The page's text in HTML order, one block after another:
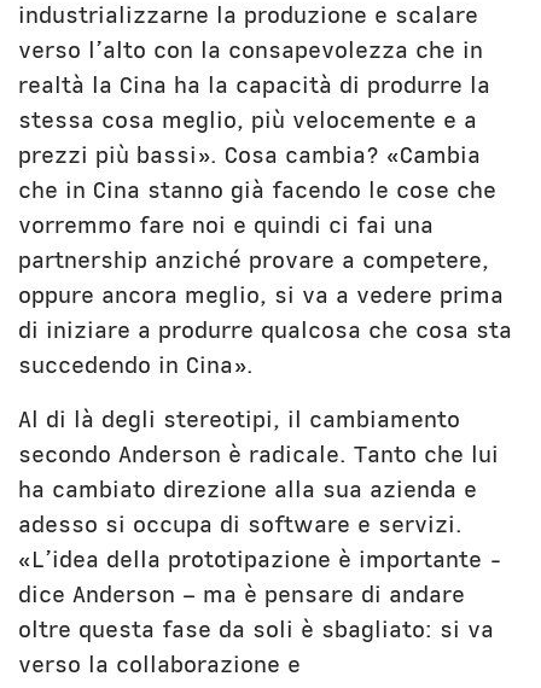
industrializzarne la produzione e scalare
verso l’alto con la consapevolezza che in
realtà la Cina ha la capacità di produrre la
stessa cosa meglio, più velocemente e a
prezzi più bassi». Cosa cambia? «Cambia
che in Cina stanno già facendo le cose che
vorremmo fare noi e quindi ci fai una
partnership anziché provare a competere,
oppure ancora meglio, si va a vedere prima
di iniziare a produrre qualcosa che cosa sta
succedendo in Cina».
Al di là degli stereotipi, il cambiamento
secondo Anderson è radicale. Tanto che lui
ha cambiato direzione alla sua azienda e
adesso si occupa di software e servizi.
«L’idea della prototipazione è importante -
dice Anderson – ma è pensare di andare
oltre questa fase da soli è sbagliato: si va
verso la collaborazione e